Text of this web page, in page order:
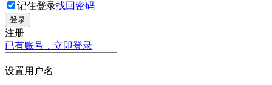
记住登录找回密码
登录
注册
已有账号，立即登录
设置用户名